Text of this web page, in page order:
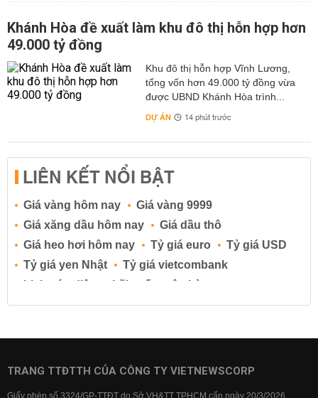
Khánh Hòa đề xuất làm khu đô thị hỗn hợp hơn
49.000 tỷ đồng
Khu đô thị hỗn hợp Vĩnh Lương,
tổng vốn hơn 49.000 tỷ đồng vừa
được UBND Khánh Hòa trình...
DỰ ÁN 14 phút trước
LIÊN KẾT NỔI BẬT
Giá vàng hôm nay
Giá vàng 9999
Giá xăng dầu hôm nay
Giá dầu thô
Giá heo hơi hôm nay
Tỷ giá euro
Tỷ giá USD
Tỷ giá yen Nhật
Tỷ giá vietcombank
Lịch cúp điện
Lãi suất ngân hàng
Lãi suất tiết kiệm
Lãi suất tiền gửi
Lãi suất ngân hàng BIDV
TRANG TTĐTTH CỦA CÔNG TY VIETNEWSCORP